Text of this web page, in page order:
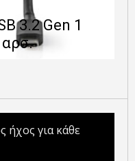
3.2 Gen 1
αρσ.
ήχος για κάθε